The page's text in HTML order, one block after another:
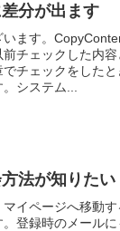
分が出ます
ます。
チェックした内
チェックをした
システム...
方法が知りたい
イページへ移動
登録時のメール